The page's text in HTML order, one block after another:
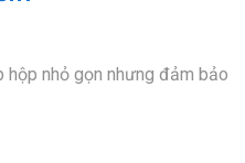
hộp nhỏ gọn nhưng đảm bảo